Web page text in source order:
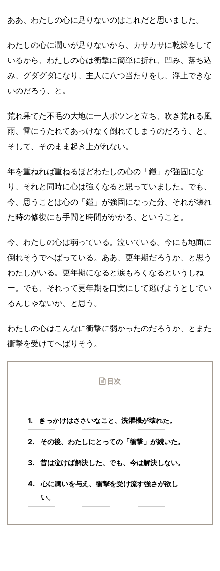
ああ、わたしの心に足りないのはこれだと思いました。
わたしの心に潤いが足りないから、カサカサに乾燥をして
いるから、わたしの心は衝撃に簡単に折れ、凹み、落ち込
み、グダグダになり、主人に八つ当たりをし、浮上できな
いのだろう、と。
荒れ果てた不毛の大地に一人ポツンと立ち、吹き荒れる風
雨、雷にうたれてあっけなく倒れてしまうのだろう、と。
そして、そのまま起き上がれない。
年を重ねれば重ねるほどわたしの心の「鎧」が強固にな
り、それと同時に心は強くなると思っていました。でも、
今、思うことは心の「鎧」が強固になった分、それが壊れ
た時の修復にも手間と時間がかかる、ということ。
今、わたしの心は弱っている。泣いている。今にも地面に
倒れそうでへばっている。ああ、更年期だろうか、と思う
わたしがいる。更年期になると涙もろくなるというしね
ー。でも、それって更年期を口実にして逃げようとしてい
るんじゃないか、と思う。
わたしの心はこんなに衝撃に弱かったのだろうか、とまた
衝撃を受けてへばりそう。
目次
きっかけはささいなこと、洗濯機が壊れた。
その後、わたしにとっての「衝撃」が続いた。
昔は泣けば解決した、でも、今は解決しない。
心に潤いを与え、衝撃を受け流す強さが欲し
い。